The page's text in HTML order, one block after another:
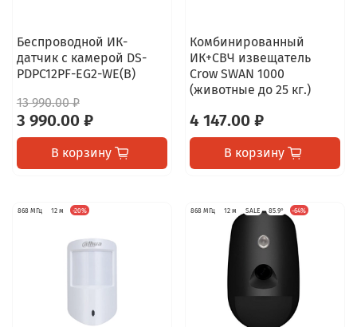
Беспроводной ИК-
датчик с камерой DS-
PDPC12PF-EG2-WE(B)
13 990.00 ₽
3 990.00 ₽
В корзину
Комбинированный
ИК+СВЧ извещатель
Crow SWAN 1000
(животные до 25 кг.)
4 147.00 ₽
В корзину
868 МГц 12 м -20% 868 МГц 12 м SALE 85.9° -64%